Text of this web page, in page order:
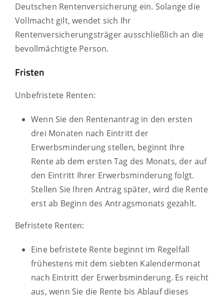
Deutschen Rentenversicherung ein. Solange die
Vollmacht gilt, wendet sich Ihr
Rentenversicherungsträger ausschließlich an die
bevollmächtigte Person.
Fristen
Unbefristete Renten:
Wenn Sie den Rentenantrag in den ersten
drei Monaten nach Eintritt der
Erwerbsminderung stellen, beginnt Ihre
Rente ab dem ersten Tag des Monats, der auf
den Eintritt Ihrer Erwerbsminderung folgt.
Stellen Sie Ihren Antrag später, wird die Rente
erst ab Beginn des Antragsmonats gezahlt.
Befristete Renten:
Eine befristete Rente beginnt im Regelfall
frühestens mit dem siebten Kalendermonat
nach Eintritt der Erwerbsminderung. Es reicht
aus, wenn Sie die Rente bis Ablauf dieses